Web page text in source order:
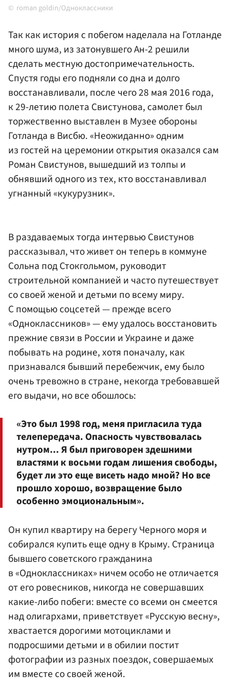
roman goldin/Одноклассники
Так как история с побегом наделала на Готланде
много шума, из затонувшего Ан-2 решили
сделать местную достопримечательность.
Спустя годы его подняли со дна и долго
восстанавливали, после чего 28 мая 2016 года,
к 29-летию полета Свистунова, самолет был
торжественно выставлен в Музее обороны
Готланда в Висбю. «Неожиданно» одним
из гостей на церемонии открытия оказался сам
Роман Свистунов, вышедший из толпы и
обнявший одного из тех, кто восстанавливал
угнанный «кукурузник».
В раздаваемых тогда интервью Свистунов
рассказывал, что живет он теперь в коммуне
Сольна под Стокгольмом, руководит
строительной компанией и часто путешествует
со своей женой и детьми по всему миру.
С помощью соцсетей — прежде всего
«Одноклассников» — ему удалось восстановить
прежние связи в России и Украине и даже
побывать на родине, хотя поначалу, как
признавался бывший перебежчик, ему было
очень тревожно в стране, некогда требовавшей
его выдачи, но все обошлось:
«Это был 1998 год, меня пригласила туда
телепередача. Опасность чувствовалась
нутром... Я был приговорен здешними
властями к восьми годам лишения свободы,
будет ли это еще висеть надо мной? Но все
прошло хорошо, возвращение было
особенно эмоциональным».
Он купил квартиру на берегу Черного моря и
собирался купить еще одну в Крыму. Страница
бывшего советского гражданина
в «Одноклассниках» ничем особо не отличается
от его ровесников, никогда не совершавших
какие-либо побеги: вместе со всеми он смеется
над олигархами, приветствует «Русскую весну»,
хвастается дорогими мотоциклами и
подросшими детьми и в обилии постит
фотографии из разных поездок, совершаемых
им вместе со своей женой.